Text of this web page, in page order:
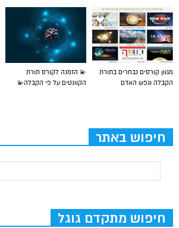
💫 הזמנה לקורס תורת
הקוונטים על פי הקבלה💫
מגוון קורסים נבחרים בתורת
הקבלה ונפש האדם
חיפוש באתר
חיפוש מתקדם גוגל